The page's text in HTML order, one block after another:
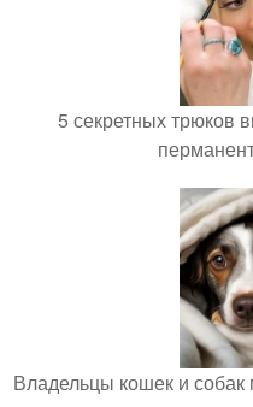
5 секретных трюков
Владельцы кошек и собак